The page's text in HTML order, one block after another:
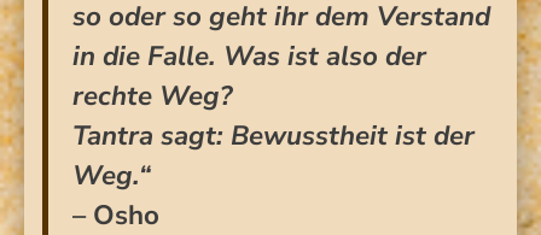
so oder so geht ihr dem Verstand
in die Falle. Was ist also der
rechte Weg?
Tantra sagt: Bewusstheit ist der
Weg.“
– Osho